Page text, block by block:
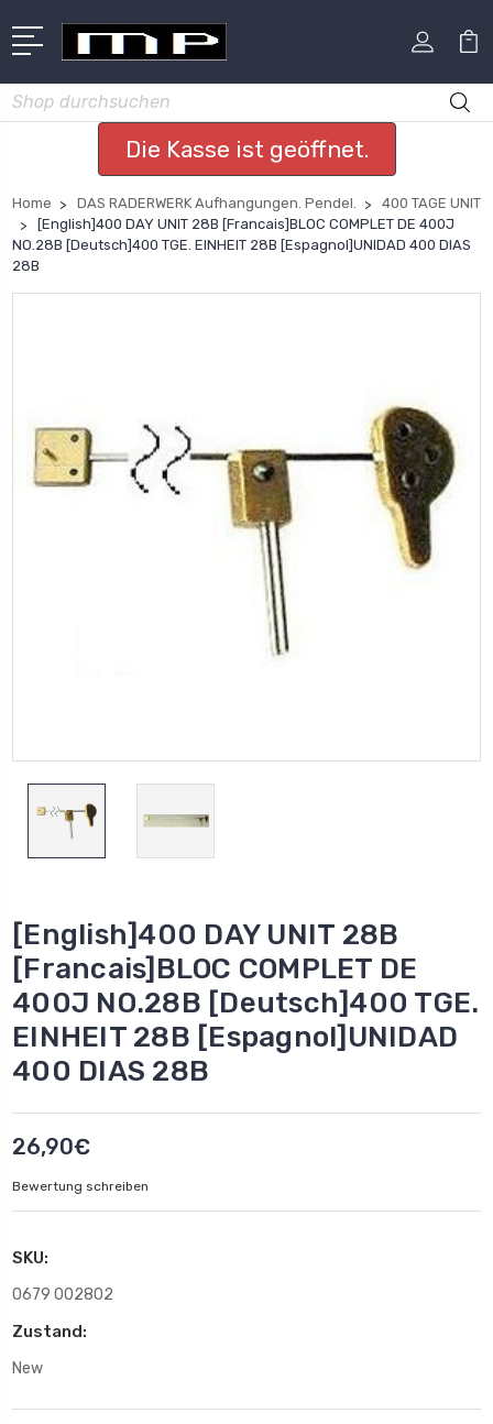
Suchen
Die Kasse ist geöffnet.
Home DAS RADERWERK Aufhangungen. Pendel.
400 TAGE UNIT
[English]400 DAY UNIT 28B [Francais]BLOC COMPLET DE 400J
NO.28B [Deutsch]400 TGE. EINHEIT 28B [Espagnol]UNIDAD 400 DIAS
28B
[English]400 DAY UNIT 28B
[Francais]BLOC COMPLET DE
400J NO.28B [Deutsch]400 TGE.
EINHEIT 28B [Espagnol]UNIDAD
400 DIAS 28B
26,90€
Bewertung schreiben
SKU:
0679 002802
Zustand:
New